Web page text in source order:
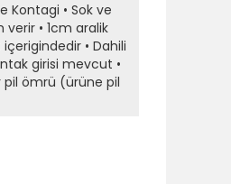
Kontagi • Sok ve
• 1cm aralik
• Dahili
girisi mevcut •
pil ömrü (ürüne pil